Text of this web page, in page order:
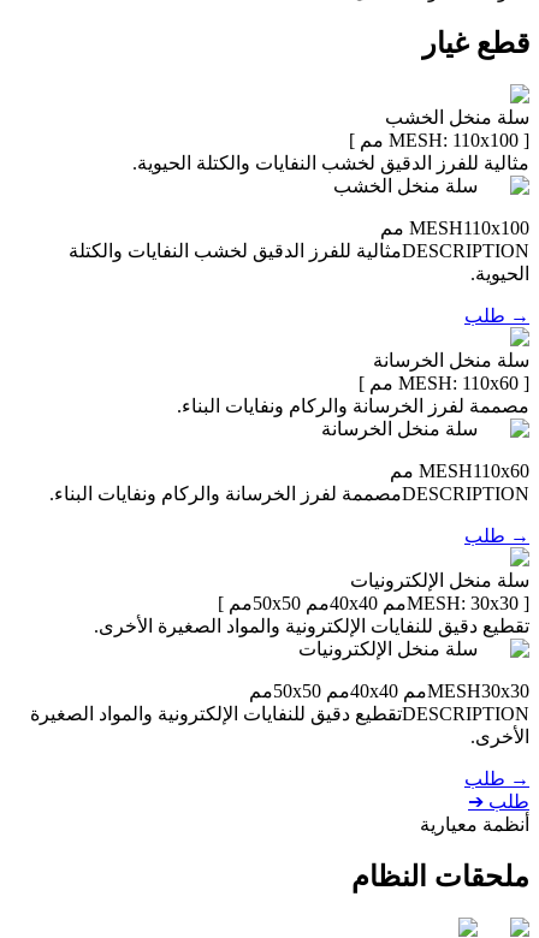
قطع غيار
سلة منخل الخشب
[ MESH: 110x100 مم
]
مثالية للفرز الدقيق لخشب النفايات والكتلة الحيوية.
سلة منخل الخشب
MESH110x100 مم
DESCRIPTIONمثالية للفرز الدقيق لخشب النفايات والكتلة
الحيوية.
→ طلب
سلة منخل الخرسانة
[ MESH: 110x60 مم
]
مصممة لفرز الخرسانة والركام ونفايات البناء.
سلة منخل الخرسانة
MESH110x60 مم
DESCRIPTIONمصممة لفرز الخرسانة والركام ونفايات البناء.
→ طلب
سلة منخل الإلكترونيات
[ MESH: 30x30مم 40x40مم 50x50مم
]
تقطيع دقيق للنفايات الإلكترونية والمواد الصغيرة الأخرى.
سلة منخل الإلكترونيات
MESH30x30مم 40x40مم 50x50مم
DESCRIPTIONتقطيع دقيق للنفايات الإلكترونية والمواد الصغيرة
الأخرى.
→ طلب
طلب ➔
أنظمة معيارية
ملحقات النظام